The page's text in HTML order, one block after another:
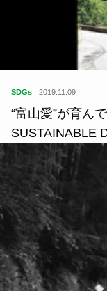
SDGs 2019.11.09
“富山愛”が育ん
SUSTAINABLE